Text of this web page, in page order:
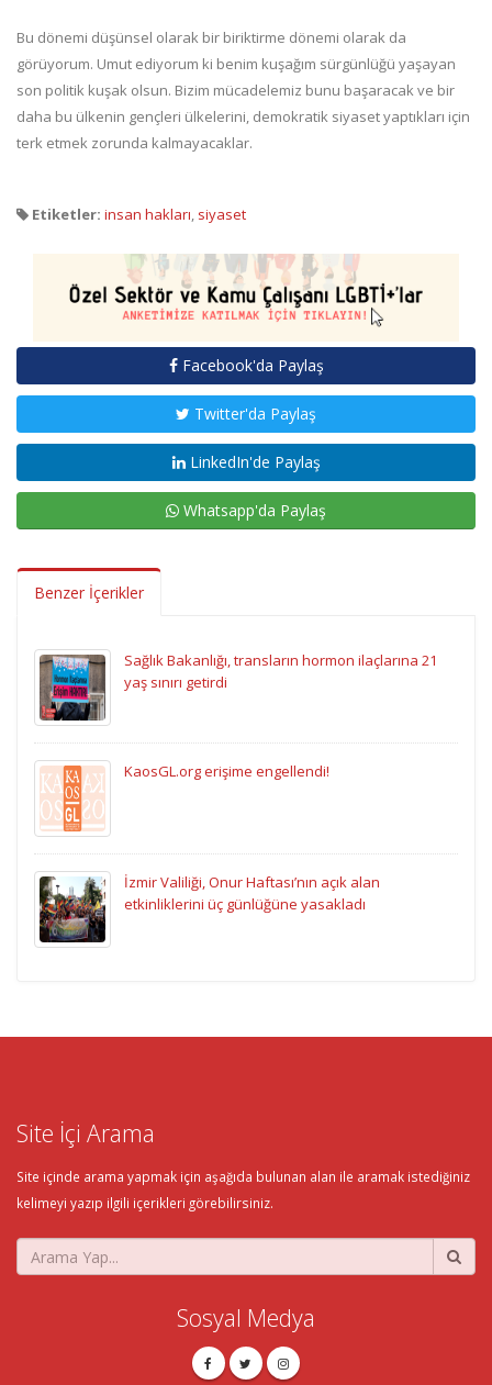
Bu dönemi düşünsel olarak bir biriktirme dönemi olarak da
görüyorum. Umut ediyorum ki benim kuşağım sürgünlüğü yaşayan
son politik kuşak olsun. Bizim mücadelemiz bunu başaracak ve bir
daha bu ülkenin gençleri ülkelerini, demokratik siyaset yaptıkları için
terk etmek zorunda kalmayacaklar.
Etiketler: insan hakları, siyaset
Facebook'da Paylaş
Twitter'da Paylaş
LinkedIn'de Paylaş
Whatsapp'da Paylaş
Benzer İçerikler
Sağlık Bakanlığı, transların hormon ilaçlarına 21
yaş sınırı getirdi
KaosGL.org erişime engellendi!
İzmir Valiliği, Onur Haftası’nın açık alan
etkinliklerini üç günlüğüne yasakladı
Site İçi Arama
Site içinde arama yapmak için aşağıda bulunan alan ile aramak istediğiniz
kelimeyi yazıp ilgili içerikleri görebilirsiniz.
Sosyal Medya